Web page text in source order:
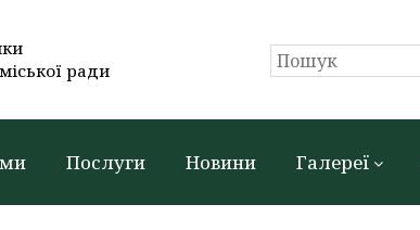
ради
Послуги Новини Галереї